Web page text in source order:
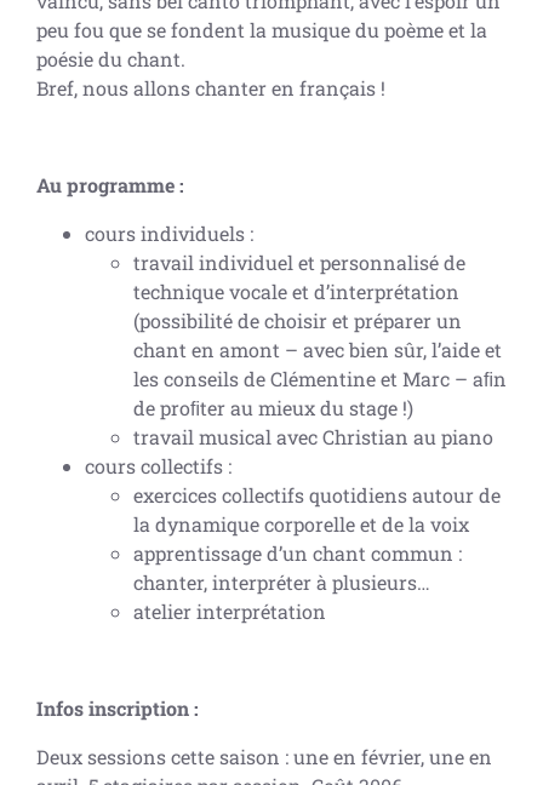
peu fou que se fondent la musique du poème et la
poésie du chant.
Bref, nous allons chanter en français !
Au programme :
cours individuels :
travail individuel et personnalisé de
technique vocale et d’interprétation
(possibilité de choisir et préparer un
chant en amont – avec bien sûr, l’aide et
les conseils de Clémentine et Marc – aﬁn
de proﬁter au mieux du stage !)
travail musical avec Christian au piano
cours collectifs :
exercices collectifs quotidiens autour de
la dynamique corporelle et de la voix
apprentissage d’un chant commun :
chanter, interpréter à plusieurs…
atelier interprétation
Infos inscription :
Deux sessions cette saison : une en février, une en